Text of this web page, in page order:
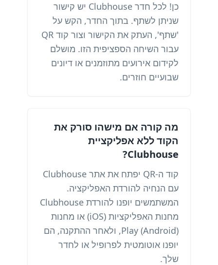
כן! לכל חדר Clubhouse יש קישור
שניתן לשתף. בתוך החדר, הקש על
'שתף', העתק את הקישור וצור קוד QR
עבור השיחה הספציפית הזו. מושלם
לקידום אירועים מתוזמנים או דיונים
שבועיים חוזרים.
מה קורה אם מישהו סורק את
הקוד ללא אפליקציית
Clubhouse?
קוד ה-QR יפתח את אתר Clubhouse
עם הנחיה להורדת האפליקציה.
המשתמשים יופנו להורדת Clubhouse
מחנות האפליקציות (iOS) או מחנות
Play (Android), ולאחר ההתקנה, הם
יופנו אוטומטית לפרופיל או לחדר
שלך.